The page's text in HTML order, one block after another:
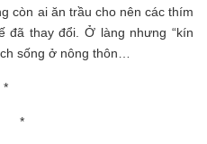
còn ai ăn trầu cho nên các thím
đã thay đổi. Ở làng nhưng “kín
sống ở nông thôn…
*
*